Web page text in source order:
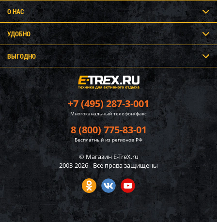
+7 (495) 287-3-001
Многоканальный телефон/факс
8 (800) 775-83-01
Бесплатный из регионов РФ
© Магазин E-TreX.ru
2003-2026 - Все права защищены
О НАС
УДОБНО
ВЫГОДНО